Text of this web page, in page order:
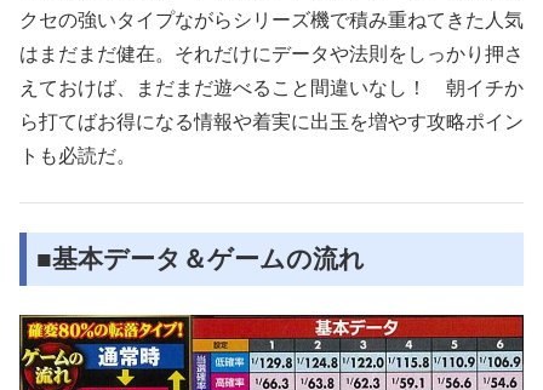
クセの強いタイプながらシリーズ機で積み重ねてきた人気
はまだまだ健在。それだけにデータや法則をしっかり押さ
えておけば、まだまだ遊べること間違いなし！ 朝イチか
ら打てばお得になる情報や着実に出玉を増やす攻略ポイン
トも必読だ。
■基本データ＆ゲームの流れ